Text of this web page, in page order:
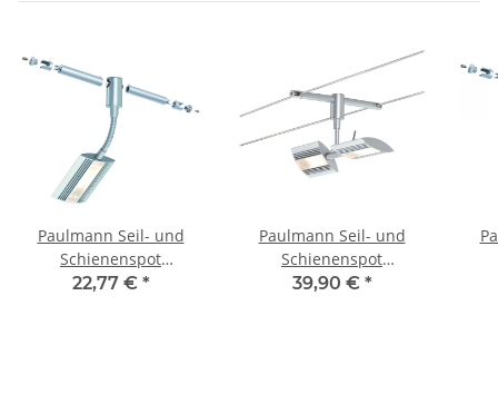
Paulmann Seil- und
Schienenspot
CombiSystems Linear
22,77 € *
Paulmann Seil- und
Schienenspot
CombiSystems Linear
39,90 € *